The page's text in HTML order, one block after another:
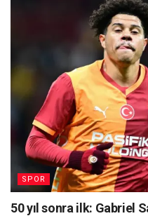
SPOR
50 yıl sonra ilk: Gabriel